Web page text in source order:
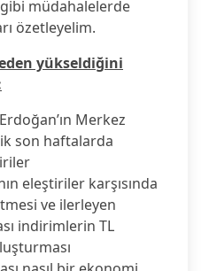
müdahalelerde
özetleyelim.
yükseldiğini
Merkez
son haftalarda
eleştiriler karşısında
ve ilerleyen
indirimlerin TL